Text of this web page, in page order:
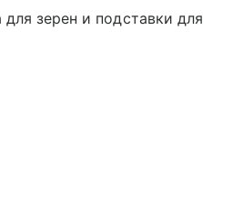
зерен и подставки для